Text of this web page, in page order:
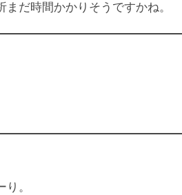
だ時間かかりそうですかね。
。